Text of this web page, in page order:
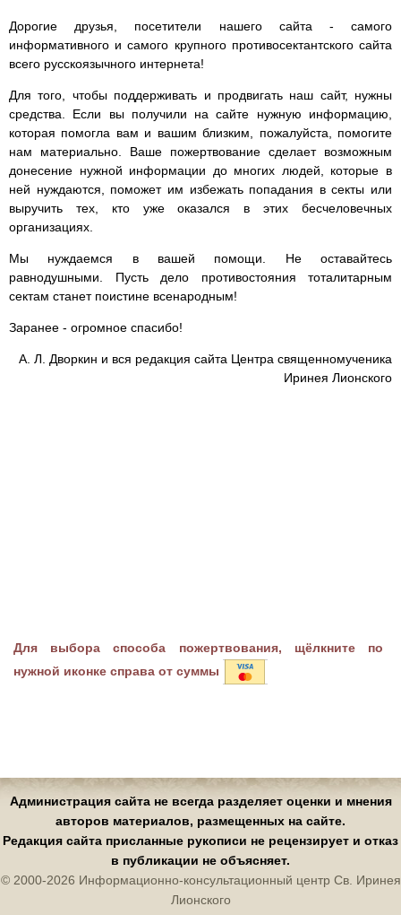
Дорогие друзья, посетители нашего сайта - самого
информативного и самого крупного противосектантского сайта
всего русскоязычного интернета!
Для того, чтобы поддерживать и продвигать наш сайт, нужны
средства. Если вы получили на сайте нужную информацию,
которая помогла вам и вашим близким, пожалуйста, помогите
нам материально. Ваше пожертвование сделает возможным
донесение нужной информации до многих людей, которые в
ней нуждаются, поможет им избежать попадания в секты или
выручить тех, кто уже оказался в этих бесчеловечных
организациях.
Мы нуждаемся в вашей помощи. Не оставайтесь
равнодушными. Пусть дело противостояния тоталитарным
сектам станет поистине всенародным!
Заранее - огромное спасибо!
А. Л. Дворкин и вся редакция сайта Центра священномученика
Иринея Лионского
Для выбора способа пожертвования, щёлкните по
нужной иконке справа от суммы
Администрация сайта не всегда разделяет оценки и мнения
авторов материалов, размещенных на сайте.
Редакция сайта присланные рукописи не рецензирует и отказ
в публикации не объясняет.
© 2000-2026 Информационно-консультационный центр Св. Иринея
Лионского